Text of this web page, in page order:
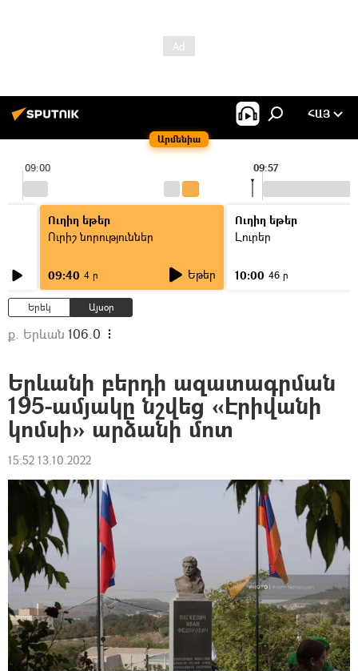
Արմենիա
ՀԱՅ
09:00 09:57
Ուղիղ եթեր
Ուրիշ նորություններ
09:40 4 ր Եթեր
Ուղիղ եթեր
Լուրեր
10:00 46 ր
Երեկ Այսօր
ք. Երևան 106.0
Երևանի բերդի ազատագրման
195-ամյակը նշվեց «Էրիվանի
կոմսի» արձանի մոտ
15:52 13.10.2022